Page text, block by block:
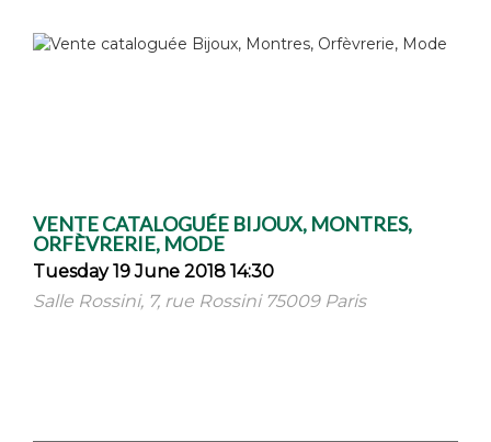
VENTE CATALOGUÉE BIJOUX, MONTRES,
ORFÈVRERIE, MODE
Tuesday 19 June 2018 14:30
Salle Rossini, 7, rue Rossini 75009 Paris